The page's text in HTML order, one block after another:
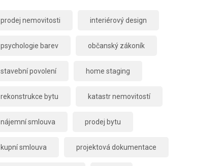
prodej nemovitosti interiérový design
psychologie barev občanský zákoník
stavební povolení home staging
rekonstrukce bytu katastr nemovitostí
nájemní smlouva prodej bytu
kupní smlouva projektová dokumentace